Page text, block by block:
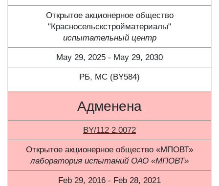
Открытое акционерное общество
"Красносельскстройматериалы"
испытательный центр
May 29, 2025 - May 29, 2030
РБ, МС (BY584)
Адменена
BY/112 2.0072
Открытое акционерное общество «МПОВТ»
лаборатория испытаний ОАО «МПОВТ»
Feb 29, 2016 - Feb 28, 2021